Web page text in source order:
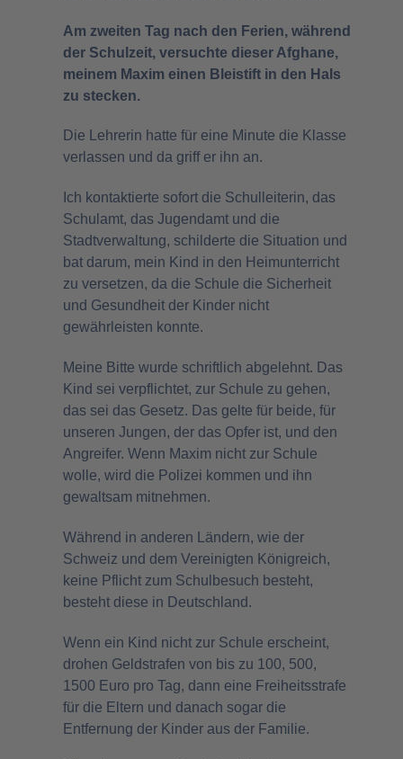
Am zweiten Tag nach den Ferien, während
der Schulzeit, versuchte dieser Afghane,
meinem Maxim einen Bleistift in den Hals
zu stecken.
Die Lehrerin hatte für eine Minute die Klasse
verlassen und da griff er ihn an.
Ich kontaktierte sofort die Schulleiterin, das
Schulamt, das Jugendamt und die
Stadtverwaltung, schilderte die Situation und
bat darum, mein Kind in den Heimunterricht
zu versetzen, da die Schule die Sicherheit
und Gesundheit der Kinder nicht
gewährleisten konnte.
Meine Bitte wurde schriftlich abgelehnt. Das
Kind sei verpflichtet, zur Schule zu gehen,
das sei das Gesetz. Das gelte für beide, für
unseren Jungen, der das Opfer ist, und den
Angreifer. Wenn Maxim nicht zur Schule
wolle, wird die Polizei kommen und ihn
gewaltsam mitnehmen.
Während in anderen Ländern, wie der
Schweiz und dem Vereinigten Königreich,
keine Pflicht zum Schulbesuch besteht,
besteht diese in Deutschland.
Wenn ein Kind nicht zur Schule erscheint,
drohen Geldstrafen von bis zu 100, 500,
1500 Euro pro Tag, dann eine Freiheitsstrafe
für die Eltern und danach sogar die
Entfernung der Kinder aus der Familie.